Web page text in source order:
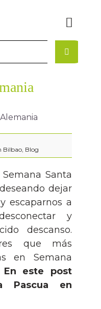
inglés
Bilbao, Blog
Santa
dejar
escaparnos a
y
descanso.
que más
en Semana
En este post
Pascua en